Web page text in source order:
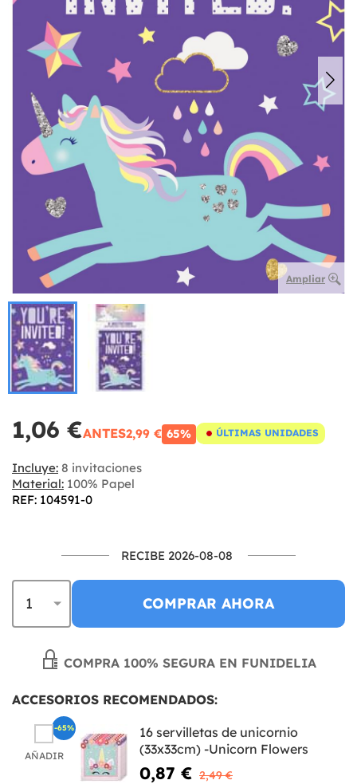
Ampliar
1,06 €ANTES2,99 € 65% ÚLTIMAS UNIDADES
Incluye: 8 invitaciones
Material: 100% Papel
REF: 104591-0
RECIBE 2026-08-08
COMPRAR AHORA
COMPRA 100% SEGURA EN FUNIDELIA
ACCESORIOS RECOMENDADOS:
AÑADIR
16 servilletas de unicornio
(33x33cm) -Unicorn Flowers
0,87 € 2,49 €
-65%